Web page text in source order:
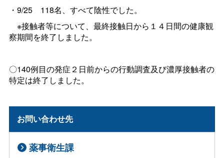
・9/25 118名、すべて陰性でした。
※接触者等について、最終接触日から１４日間の健康観
察期間を終了しました。
〇140例目の発症２日前からの行動調査及び濃厚接触者の
特定は終了しました。
お問い合わせ先
薬事衛生課